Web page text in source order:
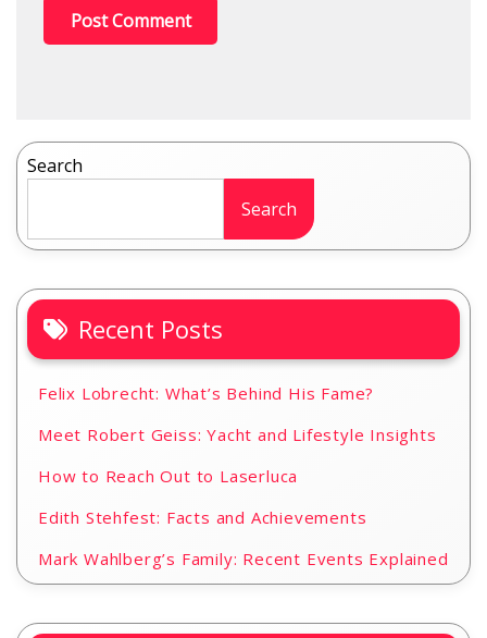
Search
Search
Recent Posts
Felix Lobrecht: What’s Behind His Fame?
Meet Robert Geiss: Yacht and Lifestyle Insights
How to Reach Out to Laserluca
Edith Stehfest: Facts and Achievements
Mark Wahlberg’s Family: Recent Events Explained